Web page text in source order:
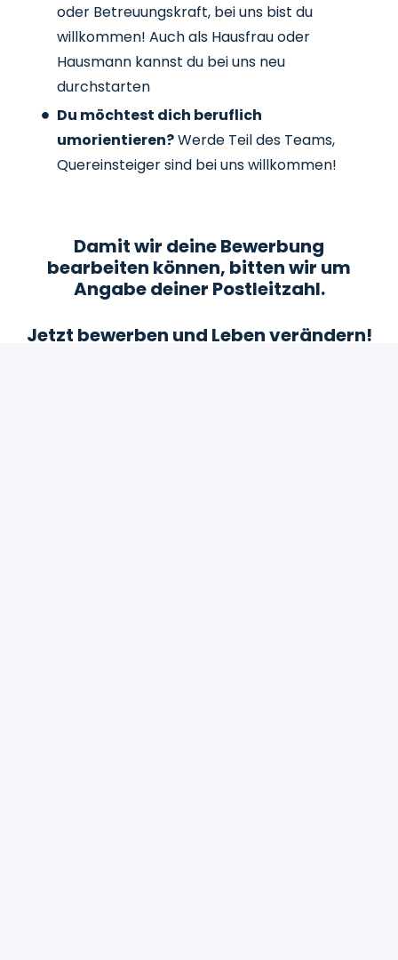
oder Betreuungskraft, bei uns bist du
willkommen! Auch als Hausfrau oder
Hausmann kannst du bei uns neu
durchstarten
Du möchtest dich beruflich
umorientieren?Werde Teil des Teams,
Quereinsteiger sind bei uns willkommen!
Damit wir deine Bewerbung
bearbeiten können, bitten wir um
Angabe deiner Postleitzahl.
Jetzt bewerben und Leben verändern!